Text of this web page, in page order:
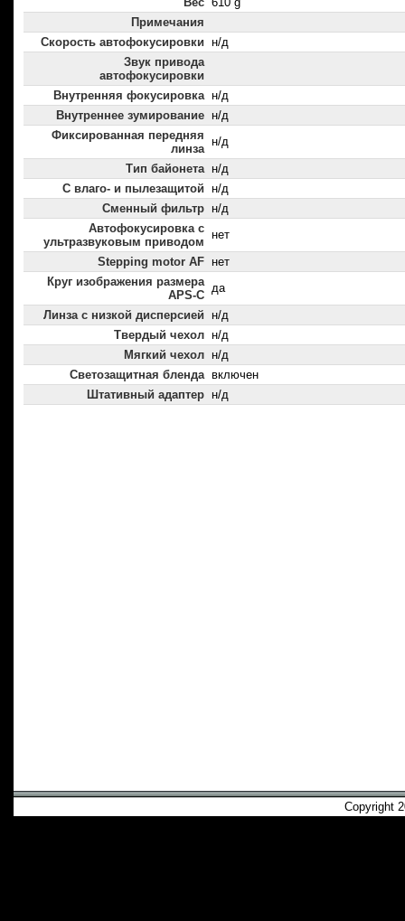
Примечания
Скорость автофокусировки н/д
Звук привода
автофокусировки
Внутренняя фокусировка н/д
Внутреннее зумирование н/д
Фиксированная передняя
линза
н/д
Тип байонета н/д
С влаго- и пылезащитой н/д
Сменный фильтр н/д
Автофокусировка с
ультразвуковым приводом
нет
Stepping motor AF нет
Круг изображения размера
APS-C
да
Линза с низкой дисперсией
н/д
Твердый чехол н/д
Мягкий чехол н/д
Светозащитная бленда включен
Штативный адаптер н/д
Copyright